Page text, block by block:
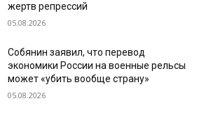
жертв репрессий
05.08.2026
Собянин заявил, что перевод
экономики России на военные рельсы
может «убить вообще страну»
05.08.2026